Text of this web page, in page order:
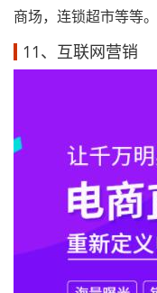
商场，连锁超市等等。
11、互联网营销